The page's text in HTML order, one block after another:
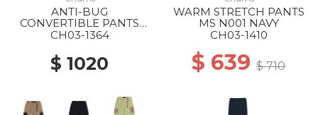
ANTI-BUG
CONVERTIBLE PANTS
MS B001 BEIGE
CH03-1364
$ 1020
WARM STRETCH PANTS
MS N001 NAVY
CH03-1410
$ 639 $ 710